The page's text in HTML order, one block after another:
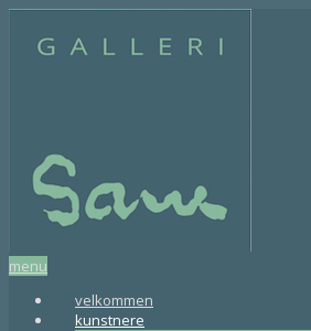
menu
velkommen
kunstnere